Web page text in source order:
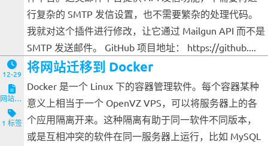
行复杂的 SMTP 发信设置，也不需要繁杂的处理代码。
我就对这个插件进行修改，让它通过 Mailgun API 而不是
SMTP 发送邮件。 GitHub 项目地址： https://github....
12-29
网站与服务端
1 标签
将网站迁移到 Docker
Docker 是一个 Linux 下的容器管理软件。每个容器某种
意义上相当于一个 OpenVZ VPS，可以将服务器上的各
个应用隔离开来。这种隔离有助于同一软件不同版本，
或是互相冲突的软件在同一服务器上运行，比如 MySQL